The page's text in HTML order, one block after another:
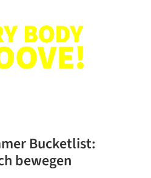
Bucketlist:
bewegen